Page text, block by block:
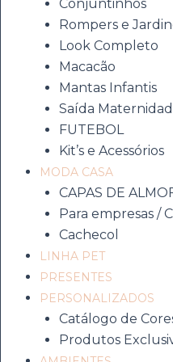
Conjuntinhos
Rompers e
Look Completo
Macacão
Mantas Infantis
Saída
FUTEBOL
Kit’s e Acessórios
MODA CASA
CAPAS DE
Para empresas /
Cachecol
LINHA PET
PRESENTES
PERSONALIZADOS
Catálogo de
Produtos